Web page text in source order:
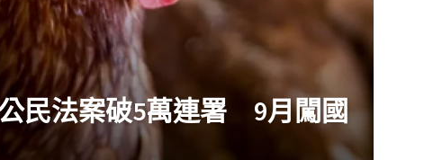
民法案破5萬連署 9月闖國